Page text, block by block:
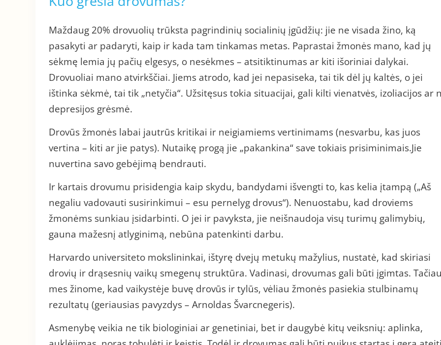
Maždaug 20% drovuolių trūksta pagrindinių socialinių įgūdžių: jie ne visada žino, ką
pasakyti ar padaryti, kaip ir kada tam tinkamas metas. Paprastai žmonės mano, kad jų
sėkmę lemia jų pačių elgesys, o nesėkmes – atsitiktinumas ar kiti išoriniai dalykai.
Drovuoliai mano atvirkščiai. Jiems atrodo, kad jei nepasiseka, tai tik dėl jų kaltės, o jei
ištinka sėkmė, tai tik „netyčia“. Užsitęsus tokia situacijai, gali kilti vienatvės, izoliacijos ar
depresijos grėsmė.
Drovūs žmonės labai jautrūs kritikai ir neigiamiems vertinimams (nesvarbu, kas juos
vertina – kiti ar jie patys). Nutaikę progą jie „pakankina“ save tokiais prisiminimais.Jie
nuvertina savo gebėjimą bendrauti.
Ir kartais drovumu prisidengia kaip skydu, bandydami išvengti to, kas kelia įtampą („Aš
negaliu vadovauti susirinkimui – esu pernelyg drovus“). Nenuostabu, kad droviems
žmonėms sunkiau įsidarbinti. O jei ir pavyksta, jie neišnaudoja visų turimų galimybių,
gauna mažesnį atlyginimą, nebūna patenkinti darbu.
Harvardo universiteto mokslininkai, ištyrę dvejų metukų mažylius, nustatė, kad skiriasi
drovių ir drąsesnių vaikų smegenų struktūra. Vadinasi, drovumas gali būti įgimtas.
mes žinome, kad vaikystėje buvę drovūs ir tylūs, vėliau žmonės pasiekia stulbinamų
rezultatų (geriausias pavyzdys – Arnoldas Švarcnegeris).
Asmenybę veikia ne tik biologiniai ar genetiniai, bet ir daugybė kitų veiksnių: aplinka,